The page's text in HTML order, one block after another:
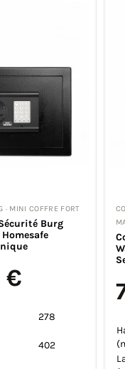
· MINI COFFRE FORT
Wachter Favor
Clé
€
170
170